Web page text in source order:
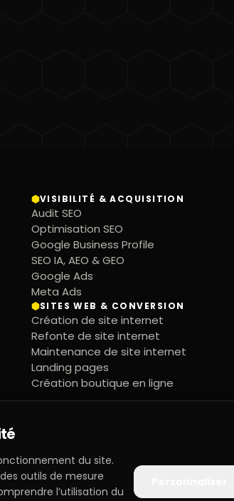
du site.
outils de mesure
l’utilisation du
VISIBILITÉ & ACQUISITION
Audit SEO
Optimisation SEO
Google Business Profile
SEO IA, AEO & GEO
Google Ads
Meta Ads
SITES WEB & CONVERSION
Création de site internet
Refonte de site internet
Maintenance de site internet
Landing pages
Création boutique en ligne